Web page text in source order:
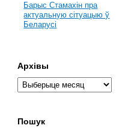
Барыс Стамахін пра
актуальную сітуацыю ў
Беларусі
Архівы
Пошук